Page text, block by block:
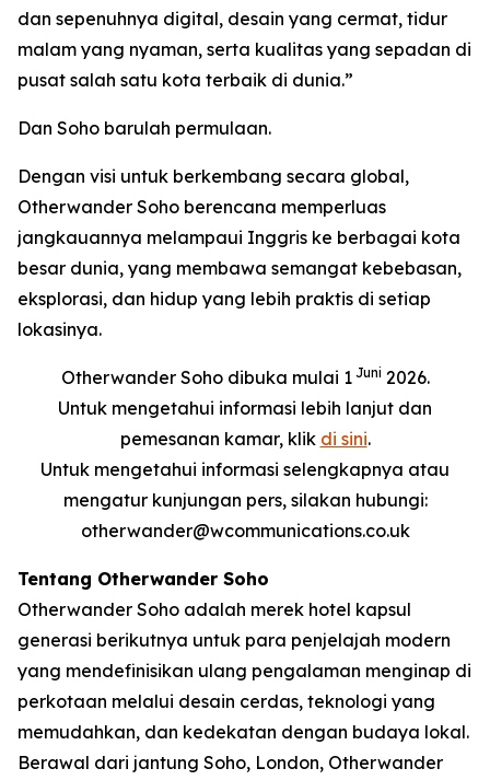
dan sepenuhnya digital, desain yang cermat, tidur
malam yang nyaman, serta kualitas yang sepadan di
pusat salah satu kota terbaik di dunia.”
Dan Soho barulah permulaan.
Dengan visi untuk berkembang secara global,
Otherwander Soho berencana memperluas
jangkauannya melampaui Inggris ke berbagai kota
besar dunia, yang membawa semangat kebebasan,
eksplorasi, dan hidup yang lebih praktis di setiap
lokasinya.
Otherwander Soho dibuka mulai 1 Juni 2026.
Untuk mengetahui informasi lebih lanjut dan
pemesanan kamar, klik di sini.
Untuk mengetahui informasi selengkapnya atau
mengatur kunjungan pers, silakan hubungi:
otherwander@wcommunications.co.uk
Tentang Otherwander Soho
Otherwander Soho adalah merek hotel kapsul
generasi berikutnya untuk para penjelajah modern
yang mendefinisikan ulang pengalaman menginap di
perkotaan melalui desain cerdas, teknologi yang
memudahkan, dan kedekatan dengan budaya lokal.
Berawal dari jantung Soho, London, Otherwander